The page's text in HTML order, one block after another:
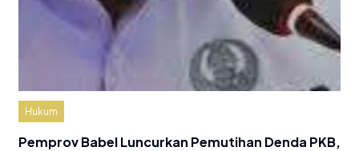
Hukum
Pemprov Babel Luncurkan Pemutihan Denda PKB,